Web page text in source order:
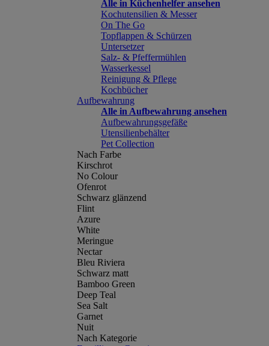
Alle in Küchenhelfer ansehen
Kochutensilien & Messer
On The Go
Topflappen & Schürzen
Untersetzer
Salz- & Pfeffermühlen
Wasserkessel
Reinigung & Pflege
Kochbücher
Aufbewahrung
Alle in Aufbewahrung ansehen
Aufbewahrungsgefäße
Utensilienbehälter
Pet Collection
Nach Farbe
Kirschrot
No Colour
Ofenrot
Schwarz glänzend
Flint
Azure
White
Meringue
Nectar
Bleu Riviera
Schwarz matt
Bamboo Green
Deep Teal
Sea Salt
Garnet
Nuit
Nach Kategorie